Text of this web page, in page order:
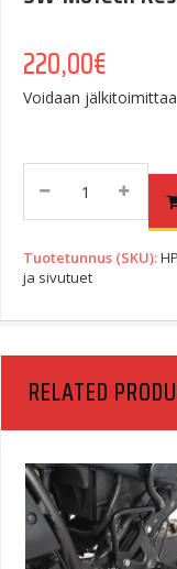
220,00€
Voidaan jälkitoimittaa
Honda
CB1300
Quantity
Tuotetunnus (SKU):
ja sivutuet
RELATED